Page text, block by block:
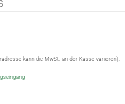
kann die MwSt. an der Kasse variieren),